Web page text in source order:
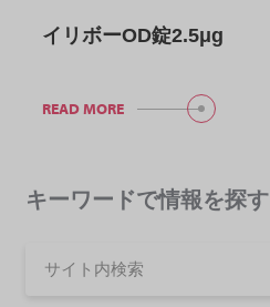
イリボーOD錠2.5μg
READ MORE
キーワードで情報を探す